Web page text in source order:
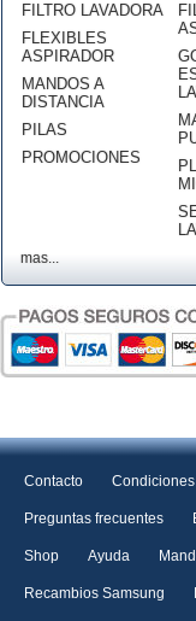
FILTRO LAVADORA
FLEXIBLES
ASPIRADOR
MANDOS A
DISTANCIA
PILAS
PROMOCIONES
mas...
Contacto
Preguntas frecuentes
Shop Ayuda
Recambios Samsung